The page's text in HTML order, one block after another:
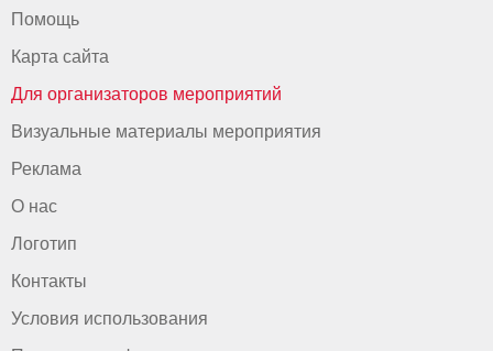
Помощь
Карта сайта
Для организаторов мероприятий
Визуальные материалы мероприятия
Реклама
О нас
Логотип
Контакты
Условия использования